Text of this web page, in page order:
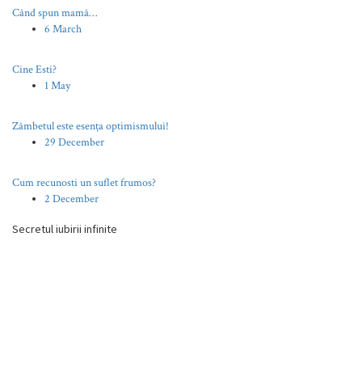
Când spun mamă…
6 March
Cine Esti?
1 May
Zâmbetul este esența optimismului!
29 December
Cum recunosti un suflet frumos?
2 December
Secretul iubirii infinite